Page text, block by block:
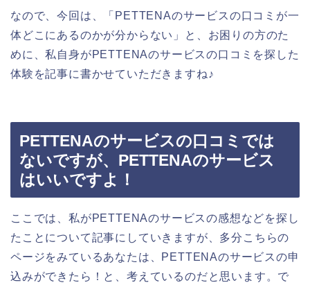
なので、今回は、「PETTENAのサービスの口コミが一
体どこにあるのかが分からない」と、お困りの方のた
めに、私自身がPETTENAのサービスの口コミを探した
体験を記事に書かせていただきますね♪
PETTENAのサービスの口コミでは
ないですが、PETTENAのサービス
はいいですよ！
ここでは、私がPETTENAのサービスの感想などを探し
たことについて記事にしていきますが、多分こちらの
ページをみているあなたは、PETTENAのサービスの申
込みができたら！と、考えているのだと思います。で